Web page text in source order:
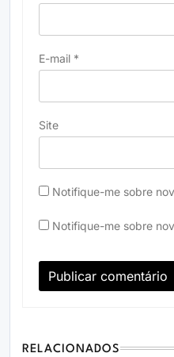
E-mail *
Site
Notifique-me sobre
Notifique-me sobre
RELACIONADOS